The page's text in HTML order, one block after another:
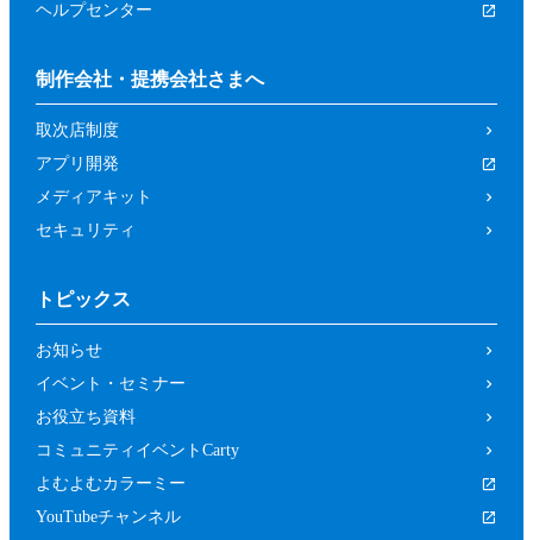
ヘルプセンター
制作会社・提携会社さまへ
取次店制度
アプリ開発
メディアキット
セキュリティ
トピックス
お知らせ
イベント・セミナー
お役立ち資料
コミュニティイベントCarty
よむよむカラーミー
YouTubeチャンネル